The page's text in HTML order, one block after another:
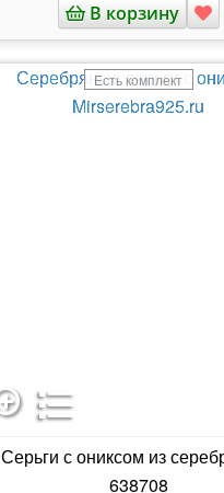
В корзину
Есть комплект
Серьги с ониксом из
638708